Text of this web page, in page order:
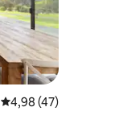
Prosječna ocjena:
4,98 (47)